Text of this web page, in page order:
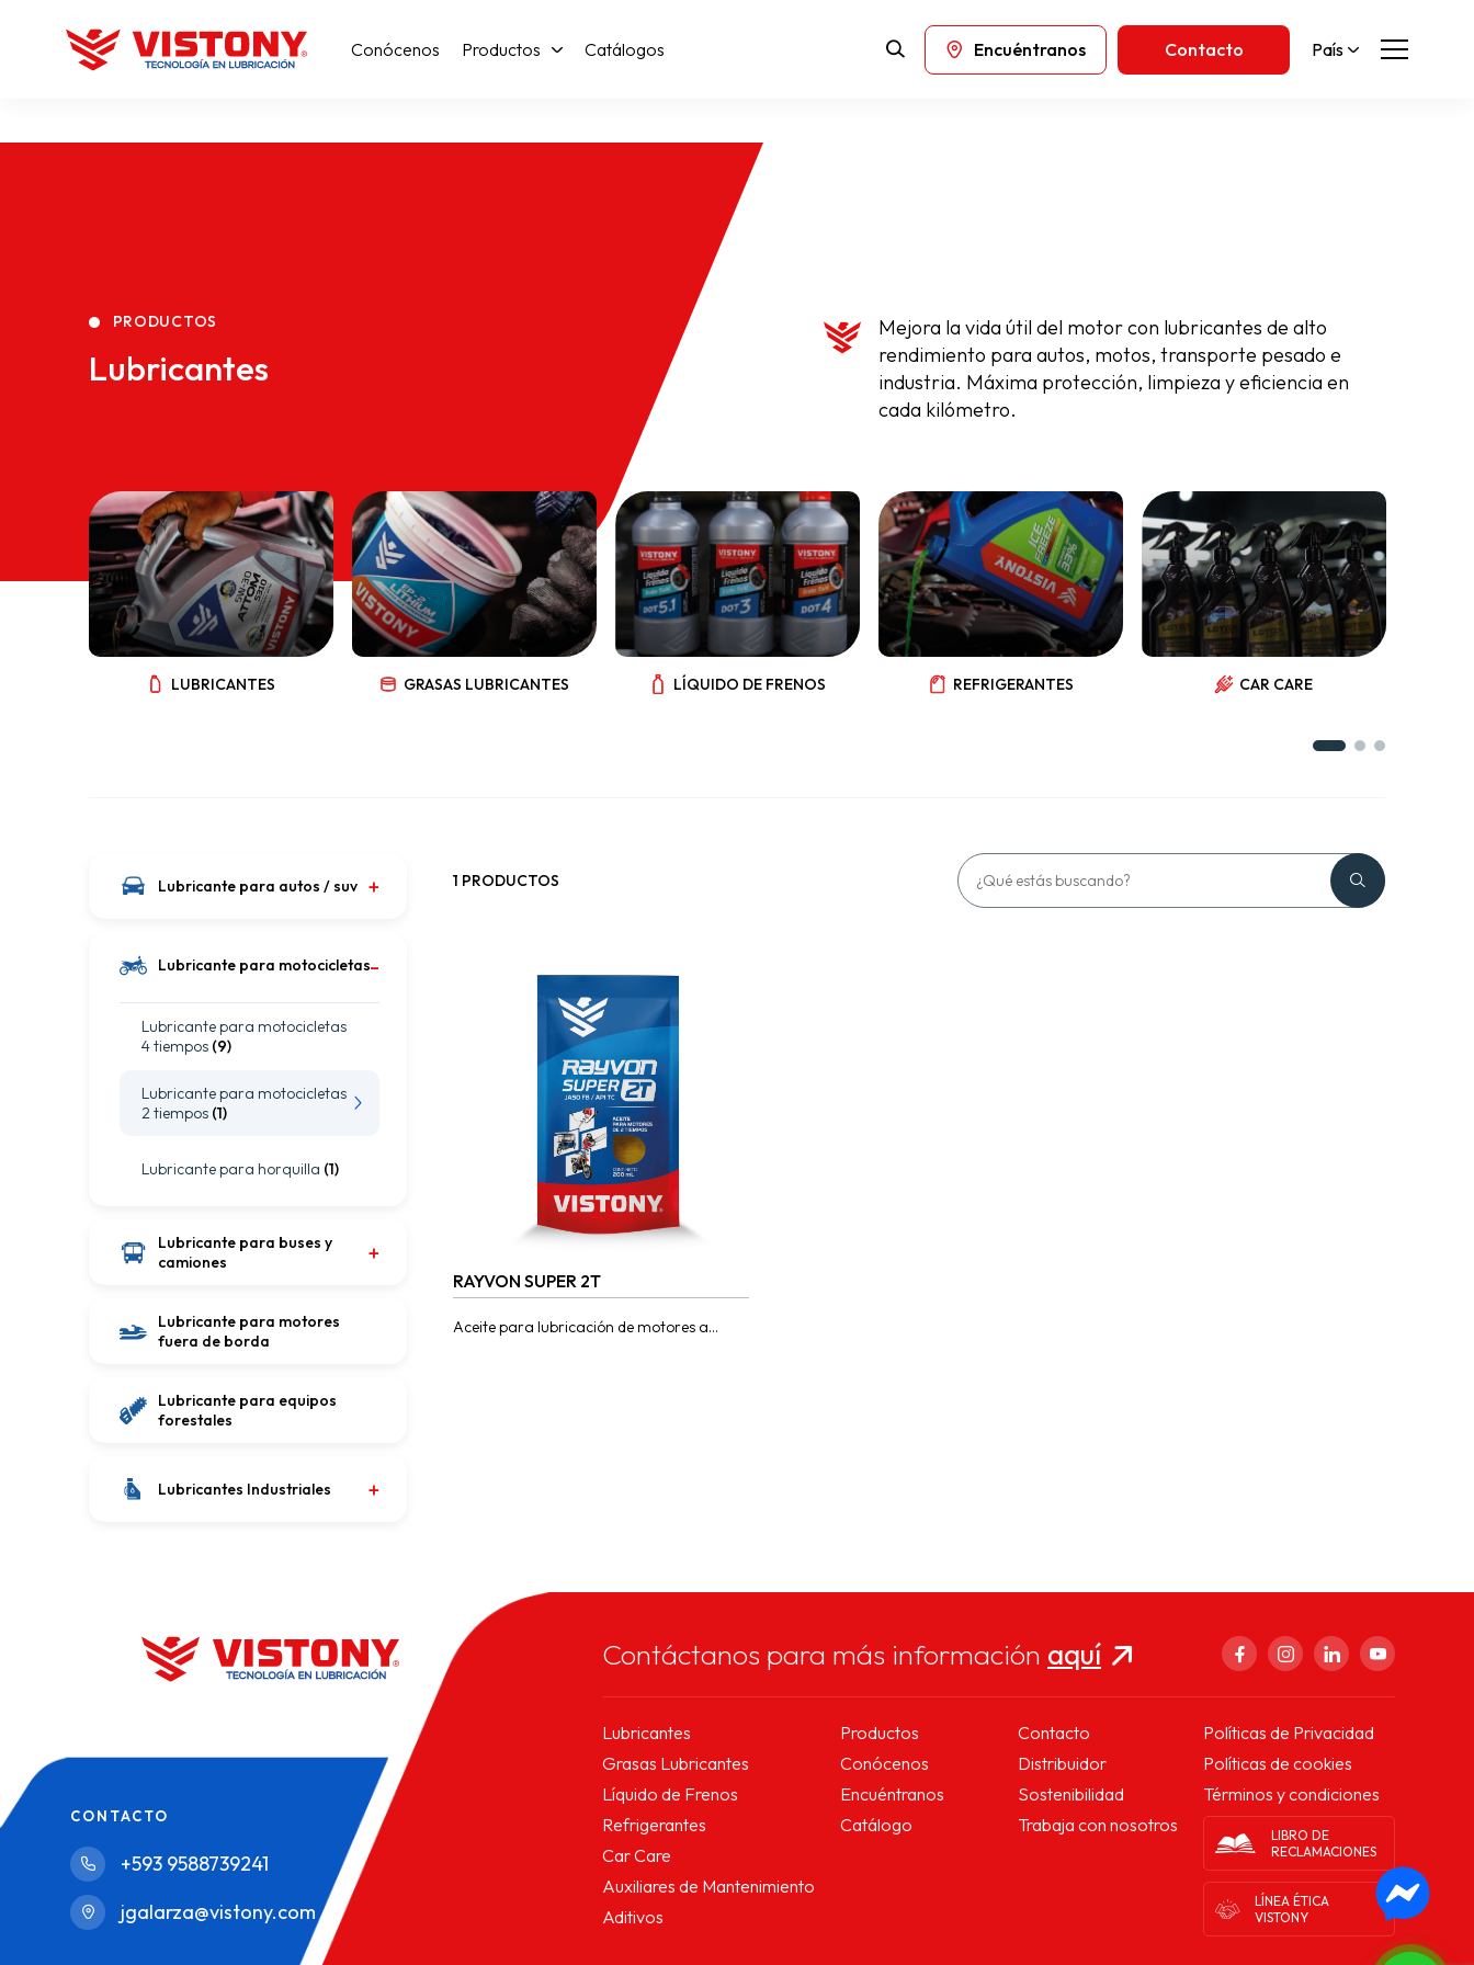
Conócenos Productos Catálogos Encuéntranos Contacto País
PRODUCTOS
Lubricantes
Mejora la vida útil del motor con lubricantes de alto
rendimiento para autos, motos, transporte pesado e
industria. Máxima protección, limpieza y eficiencia en
cada kilómetro.
LUBRICANTES GRASAS LUBRICANTES LÍQUIDO DE FRENOS REFRIGERANTES CAR CARE
Lubricante para autos / suv
Lubricante para motocicletas
Lubricante para motocicletas
4 tiempos (9)
Lubricante para motocicletas
2 tiempos (1)
Lubricante para horquilla (1)
Lubricante para buses y
camiones
Lubricante para motores
fuera de borda
Lubricante para equipos
forestales
Lubricantes Industriales
1 PRODUCTOS
RAYVON SUPER 2T
Aceite para lubricación de motores a
CONTACTO
+593 9588739241
jgalarza@vistony.com
Contáctanos para más información aquí
Lubricantes
Grasas Lubricantes
Líquido de Frenos
Refrigerantes
Car Care
Auxiliares de Mantenimiento
Aditivos
Productos
Conócenos
Encuéntranos
Catálogo
Contacto
Distribuidor
Sostenibilidad
Trabaja con nosotros
Políticas de Privacidad
Políticas de cookies
Términos y condiciones
LIBRO DE
RECLAMACIONES
LÍNEA ÉTICA
VISTONY